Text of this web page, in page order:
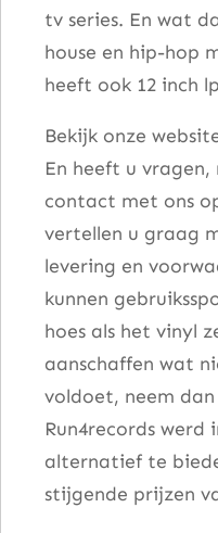
tv series. En wat
house en hip-hop
heeft ook 12 inch
Bekijk onze
En heeft u
contact met ons
vertellen u graag
levering en
kunnen
hoes als het vinyl
aanschaffen wat
voldoet, neem
Run4records werd
alternatief te
stijgende prijzen